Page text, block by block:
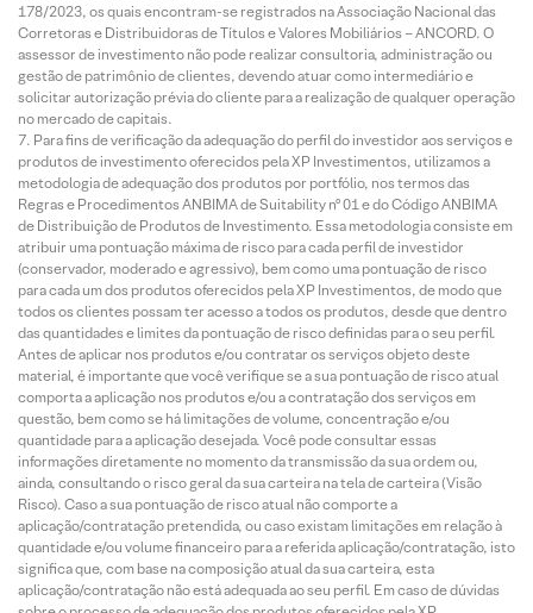
178/2023, os quais encontram-se registrados na Associação Nacional das
Corretoras e Distribuidoras de Títulos e Valores Mobiliários – ANCORD. O
assessor de investimento não pode realizar consultoria, administração ou
gestão de patrimônio de clientes, devendo atuar como intermediário e
solicitar autorização prévia do cliente para a realização de qualquer operação
no mercado de capitais.
Para fins de verificação da adequação do perfil do investidor aos serviços e
produtos de investimento oferecidos pela XP Investimentos, utilizamos a
metodologia de adequação dos produtos por portfólio, nos termos das
Regras e Procedimentos ANBIMA de Suitability nº 01 e do Código ANBIMA
de Distribuição de Produtos de Investimento. Essa metodologia consiste em
atribuir uma pontuação máxima de risco para cada perfil de investidor
(conservador, moderado e agressivo), bem como uma pontuação de risco
para cada um dos produtos oferecidos pela XP Investimentos, de modo que
todos os clientes possam ter acesso a todos os produtos, desde que dentro
das quantidades e limites da pontuação de risco definidas para o seu perfil.
Antes de aplicar nos produtos e/ou contratar os serviços objeto deste
material, é importante que você verifique se a sua pontuação de risco atual
comporta a aplicação nos produtos e/ou a contratação dos serviços em
questão, bem como se há limitações de volume, concentração e/ou
quantidade para a aplicação desejada. Você pode consultar essas
informações diretamente no momento da transmissão da sua ordem ou,
ainda, consultando o risco geral da sua carteira na tela de carteira (Visão
Risco). Caso a sua pontuação de risco atual não comporte a
aplicação/contratação pretendida, ou caso existam limitações em relação à
quantidade e/ou volume financeiro para a referida aplicação/contratação, isto
significa que, com base na composição atual da sua carteira, esta
aplicação/contratação não está adequada ao seu perfil. Em caso de dúvidas